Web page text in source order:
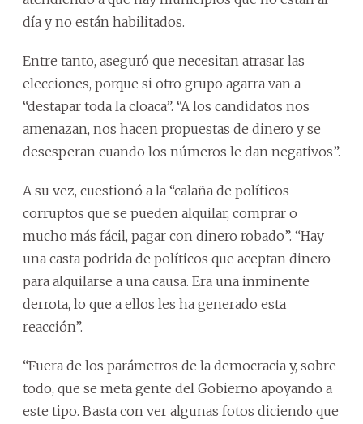
día y no están habilitados.
Entre tanto, aseguró que necesitan atrasar las
elecciones, porque si otro grupo agarra van a
“destapar toda la cloaca”. “A los candidatos nos
amenazan, nos hacen propuestas de dinero y se
desesperan cuando los números le dan negativos”.
A su vez, cuestionó a la “calaña de políticos
corruptos que se pueden alquilar, comprar o
mucho más fácil, pagar con dinero robado”. “Hay
una casta podrida de políticos que aceptan dinero
para alquilarse a una causa. Era una inminente
derrota, lo que a ellos les ha generado esta
reacción”.
“Fuera de los parámetros de la democracia y, sobre
todo, que se meta gente del Gobierno apoyando a
este tipo. Basta con ver algunas fotos diciendo que